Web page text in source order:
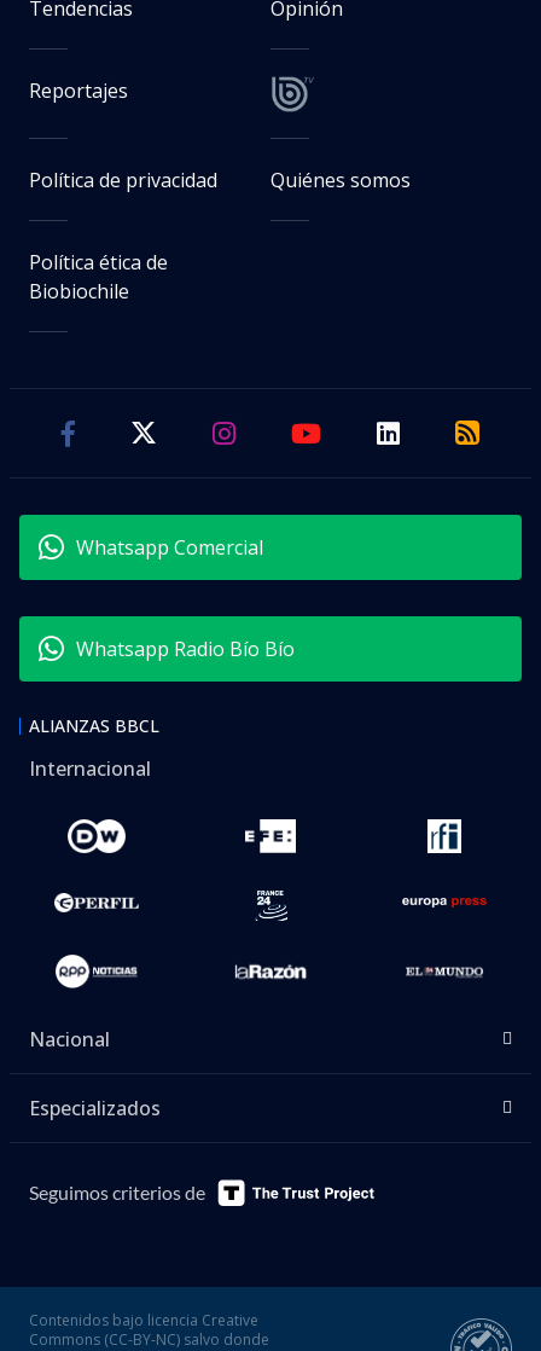
Tendencias Opinión
Reportajes
Política de privacidad Quiénes somos
Política ética de
Biobiochile
Whatsapp Comercial
Whatsapp Radio Bío Bío
ALIANZAS BBCL
Internacional
Nacional
Especializados
Seguimos criterios de
Contenidos bajo licencia Creative
Commons (CC-BY-NC) salvo donde